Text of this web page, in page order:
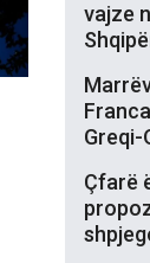
vajze
Greqi-
Çfarë